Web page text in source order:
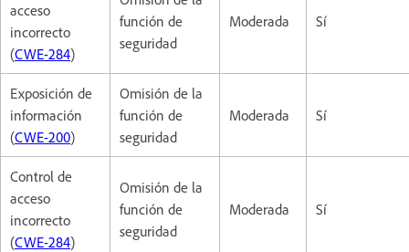
acceso
incorrecto
(CWE-284)
función de
seguridad
Moderada Sí
Exposición de
información
(CWE-200)
Omisión de la
función de
seguridad
Moderada Sí
Control de
acceso
incorrecto
(CWE-284)
Omisión de la
función de
seguridad
Moderada Sí